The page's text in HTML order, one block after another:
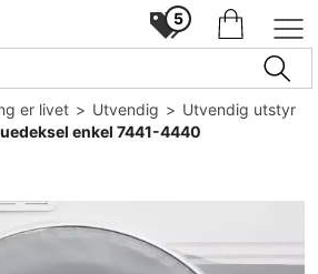
5
er livet>Utvendig>Utvendig utstyr
enkel 7441-4440